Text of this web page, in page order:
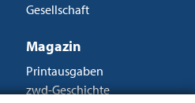
Gesellschaft
Magazin
Printausgaben
zwd-Geschichte